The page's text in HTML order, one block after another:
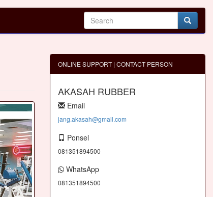
ONLINE SUPPORT | CONTACT PERSON
AKASAH RUBBER
Email
jang.akasah@gmail.com
Ponsel
081351894500
WhatsApp
081351894500